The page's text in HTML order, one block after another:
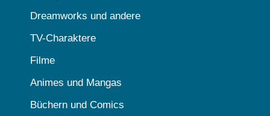
Dreamworks und andere
TV-Charaktere
Filme
Animes und Mangas
Büchern und Comics